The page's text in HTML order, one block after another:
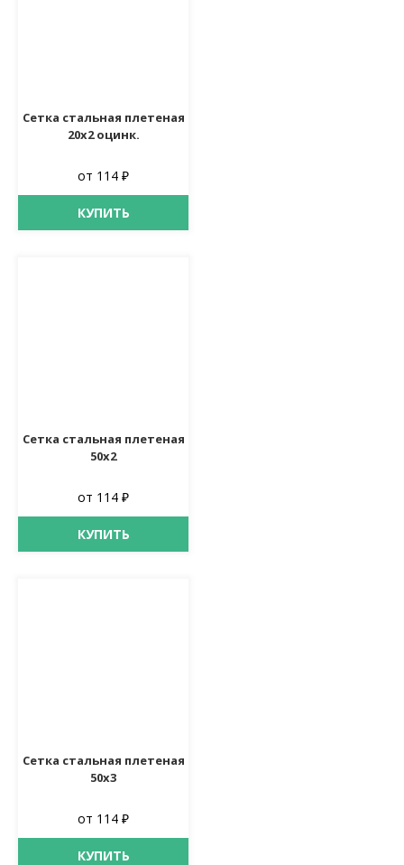
Сетка стальная плетеная
20х2 оцинк.
от 114 ₽
КУПИТЬ
Сетка стальная плетеная
50х2
от 114 ₽
КУПИТЬ
Сетка стальная плетеная
50х3
от 114 ₽
КУПИТЬ